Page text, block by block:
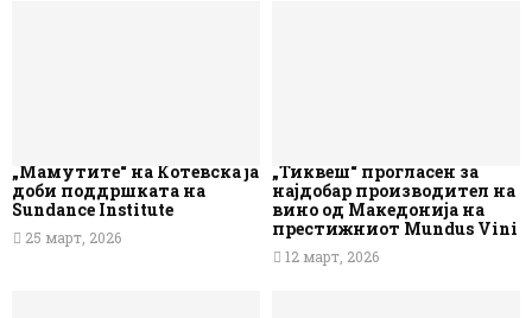
„Мамутите“ на Котевска ја
доби поддршката на
Sundance Institute
25 март, 2026
„Тиквеш“ прогласен за
најдобар производител на
вино од Македонија на
престижниот Mundus Vini
12 март, 2026